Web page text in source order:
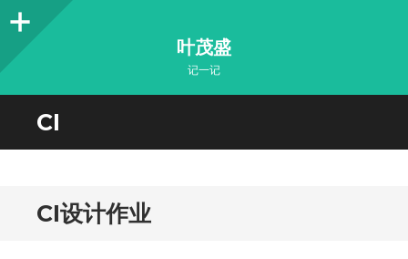
Sidebar
叶茂盛
记一记
CI
CI设计作业